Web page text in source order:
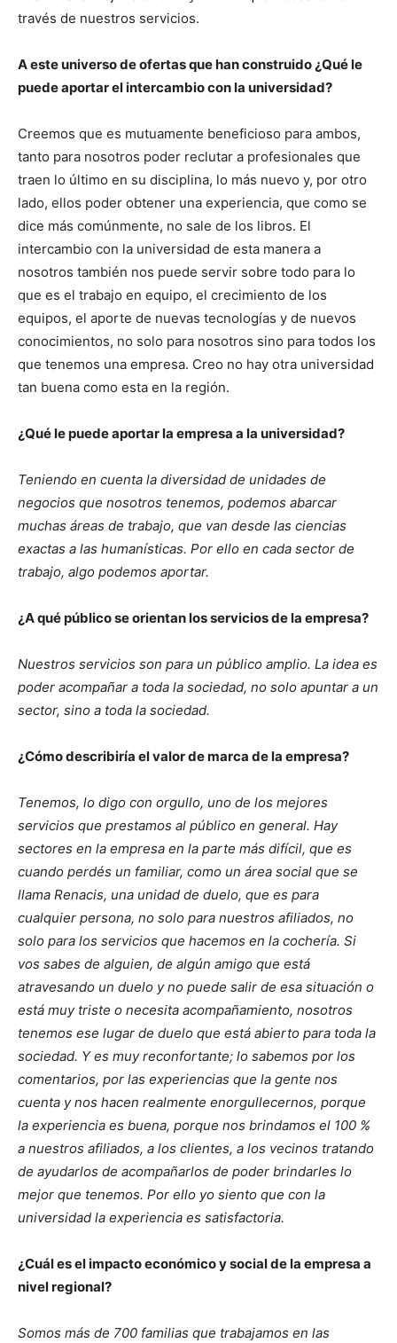
través de nuestros servicios.
A este universo de ofertas que han construido ¿Qué le
puede aportar el intercambio con la universidad?
Creemos que es mutuamente beneficioso para ambos,
tanto para nosotros poder reclutar a profesionales que
traen lo último en su disciplina, lo más nuevo y, por otro
lado, ellos poder obtener una experiencia, que como se
dice más comúnmente, no sale de los libros. El
intercambio con la universidad de esta manera a
nosotros también nos puede servir sobre todo para lo
que es el trabajo en equipo, el crecimiento de los
equipos, el aporte de nuevas tecnologías y de nuevos
conocimientos, no solo para nosotros sino para todos los
que tenemos una empresa. Creo no hay otra universidad
tan buena como esta en la región.
¿Qué le puede aportar la empresa a la universidad?
Teniendo en cuenta la diversidad de unidades de
negocios que nosotros tenemos, podemos abarcar
muchas áreas de trabajo, que van desde las ciencias
exactas a las humanísticas. Por ello en cada sector de
trabajo, algo podemos aportar.
¿A qué público se orientan los servicios de la empresa?
Nuestros servicios son para un público amplio. La idea es
poder acompañar a toda la sociedad, no solo apuntar a un
sector, sino a toda la sociedad.
¿Cómo describiría el valor de marca de la empresa?
Tenemos, lo digo con orgullo, uno de los mejores
servicios que prestamos al público en general. Hay
sectores en la empresa en la parte más difícil, que es
cuando perdés un familiar, como un área social que se
llama Renacis, una unidad de duelo, que es para
cualquier persona, no solo para nuestros afiliados, no
solo para los servicios que hacemos en la cochería. Si
vos sabes de alguien, de algún amigo que está
atravesando un duelo y no puede salir de esa situación o
está muy triste o necesita acompañamiento, nosotros
tenemos ese lugar de duelo que está abierto para toda la
sociedad. Y es muy reconfortante; lo sabemos por los
comentarios, por las experiencias que la gente nos
cuenta y nos hacen realmente enorgullecernos, porque
la experiencia es buena, porque nos brindamos el 100 %
a nuestros afiliados, a los clientes, a los vecinos tratando
de ayudarlos de acompañarlos de poder brindarles lo
mejor que tenemos. Por ello yo siento que con la
universidad la experiencia es satisfactoria.
¿Cuál es el impacto económico y social de la empresa a
nivel regional?
Somos más de 700 familias que trabajamos en las